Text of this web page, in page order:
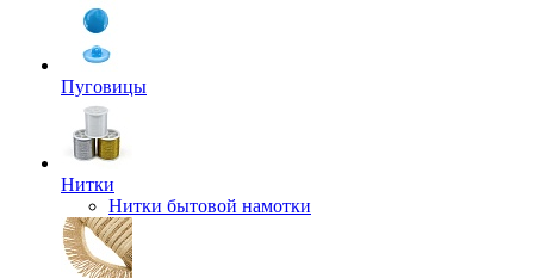
Пуговицы
Нитки
Нитки бытовой намотки